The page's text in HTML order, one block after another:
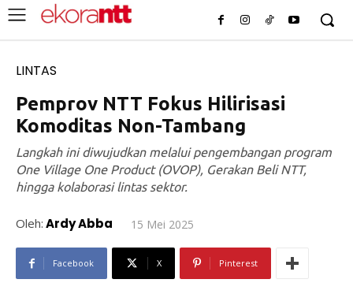
LINTAS
Pemprov NTT Fokus Hilirisasi
Komoditas Non-Tambang
Langkah ini diwujudkan melalui pengembangan program
One Village One Product (OVOP), Gerakan Beli NTT,
hingga kolaborasi lintas sektor.
Oleh: Ardy Abba 15 Mei 2025
Facebook X Pinterest